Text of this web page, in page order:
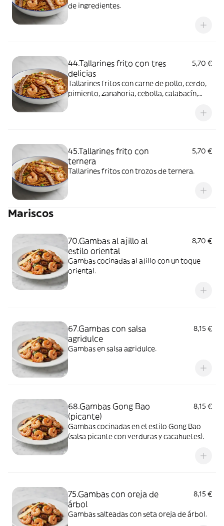
de ingredientes.
44.Tallarines frito con tres
delicias
5,70 €
Tallarines fritos con carne de pollo, cerdo,
pimiento, zanahoria, cebolla, calabacín,
45.Tallarines frito con
ternera
5,70 €
Tallarines fritos con trozos de ternera.
Mariscos
70.Gambas al ajillo al
estilo oriental
8,70 €
Gambas cocinadas al ajillo con un toque
oriental.
67.Gambas con salsa
agridulce
8,15 €
Gambas en salsa agridulce.
68.Gambas Gong Bao
(picante)
8,15 €
Gambas cocinadas en el estilo Gong Bao
(salsa picante con verduras y cacahuetes).
75.Gambas con oreja de
árbol
8,15 €
Gambas salteadas con seta oreja de árbol.